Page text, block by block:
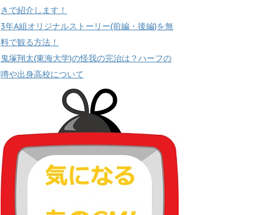
きで紹介します！
3年A組オリジナルストーリー(前編・後編)を無
料で観る方法！
鬼塚翔太(東海大学)の怪我の完治は？ハーフの
噂や出身高校について